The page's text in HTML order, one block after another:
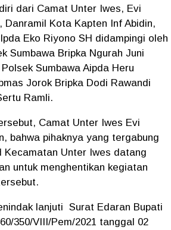
dari Camat Unter Iwes, Evi
Danramil Kota Kapten Inf Abidin,
Eko Riyono SH didampingi oleh
Sumbawa Bripka Ngurah Juni
Sumbawa Aipda Heru
Jorok Bripka Dodi Rawandi
Ramli.
Camat Unter Iwes Evi
bahwa pihaknya yang tergabung
Kecamatan Unter Iwes datang
untuk menghentikan kegiatan
lanjuti Surat Edaran Bupati
350/VIII/Pem/2021 tanggal 02